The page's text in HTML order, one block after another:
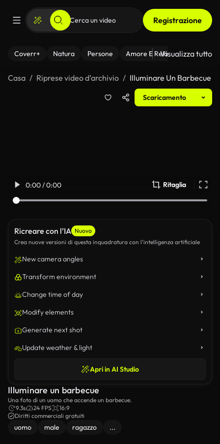
Registrazione
Coverr+ Natura Persone Amore E Relazioni Il
Visualizza tutto
Casa Riprese video d’archivio Illuminare Un Barbecue
Scaricamento
0:00 / 0:00 Ritaglia
Ricreare con l’IA Nuovo
Crea nuove versioni di questa inquadratura con l’intelligenza artificiale
New camera angles
Transform environment
Change time of day
Modify elements
Generate next shot
Update weather & light
Apri in AI Studio
Illuminare un barbecue
Una foto di un uomo che accende un barbecue.
9.3s
24 FPS
16:9
Diritti commerciali gratuiti
uomo male ragazzo ...